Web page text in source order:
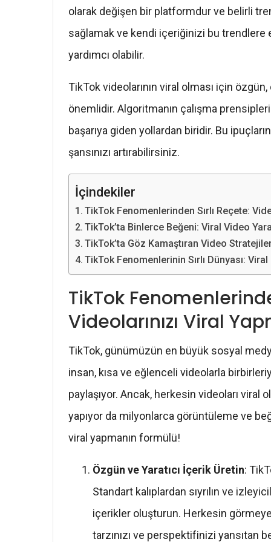
olarak değişen bir platformdur ve belirli
sağlamak ve kendi içeriğinizi bu
yardımcı olabilir.
TikTok videolarının viral olması için
önemlidir. Algoritmanın çalışma
başarıya giden yollardan biridir. Bu
şansınızı artırabilirsiniz.
İçindekiler
TikTok Fenomenlerinden Sırlı Reçete:
TikTok’ta Binlerce Beğeni: Viral Video
TikTok’ta Göz Kamaştıran Video
TikTok Fenomenlerinin Sırlı Dünyası:
TikTok
Videolarınızı Viral
TikTok, günümüzün en büyük sosyal
insan, kısa ve eğlenceli videolarla
paylaşıyor. Ancak, herkesin videoları viral
yapıyor da milyonlarca görüntüleme ve
viral yapmanın formülü!
Özgün ve Yaratıcı İçerik Üretin:
Standart kalıplardan sıyrılın ve
içerikler oluşturun. Herkesin
tarzınızı ve perspektifinizi yansıtan